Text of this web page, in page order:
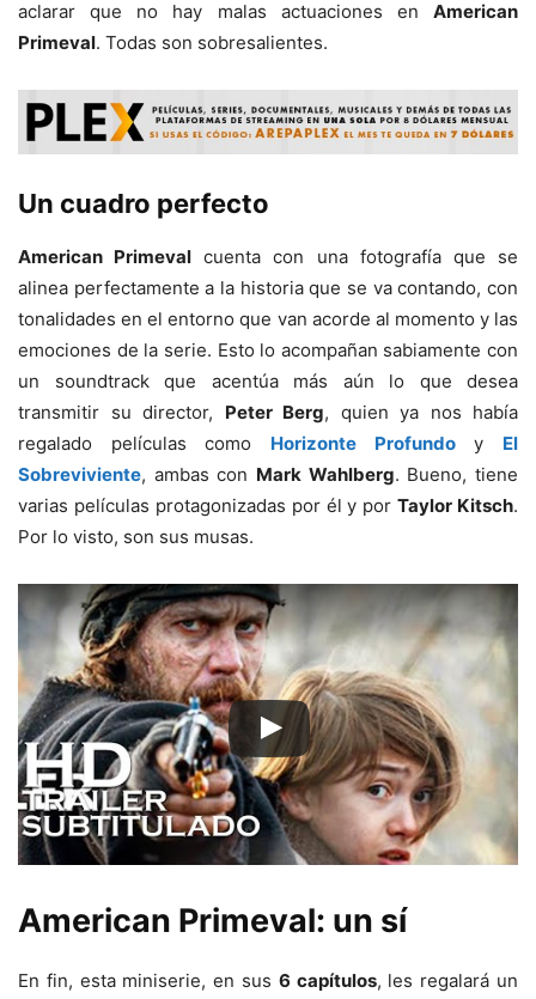
aclarar que no hay malas actuaciones en American
Primeval. Todas son sobresalientes.
Un cuadro perfecto
American Primeval cuenta con una fotografía que se
alinea perfectamente a la historia que se va contando, con
tonalidades en el entorno que van acorde al momento y las
emociones de la serie. Esto lo acompañan sabiamente con
un soundtrack que acentúa más aún lo que desea
transmitir su director, Peter Berg, quien ya nos había
regalado películas como Horizonte Profundoy El
Sobreviviente, ambas con Mark Wahlberg. Bueno, tiene
varias películas protagonizadas por él y porTaylor Kitsch.
Por lo visto, son sus musas.
American Primeval: un sí
En fin, esta miniserie, en sus 6 capítulos, les regalará un